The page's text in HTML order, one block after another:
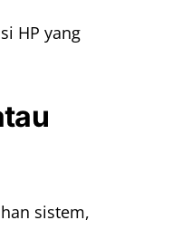
HP yang
sistem,